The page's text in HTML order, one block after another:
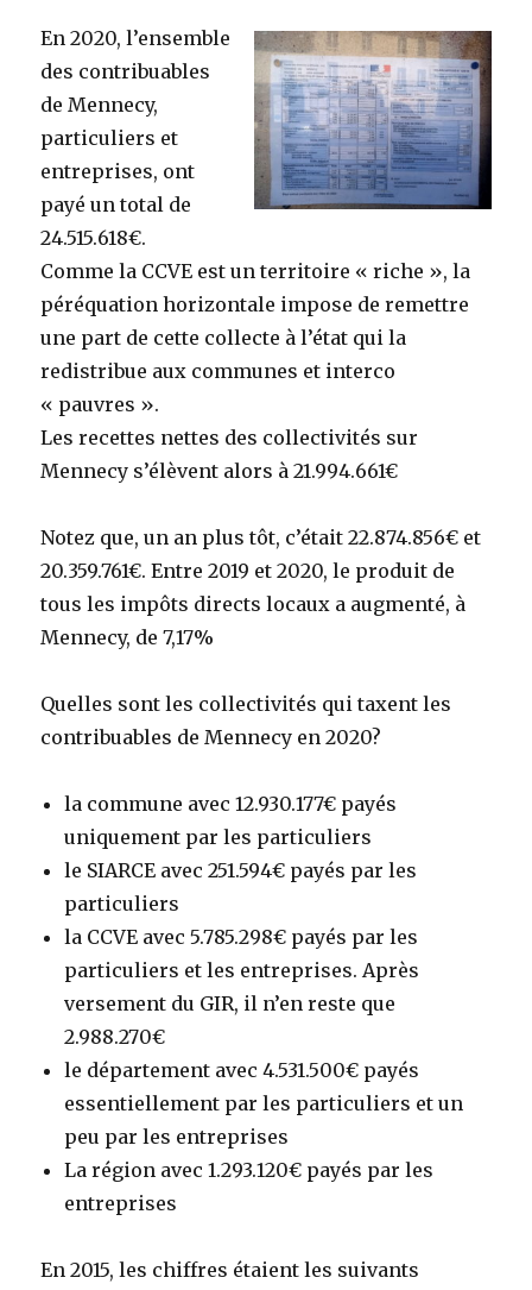
En 2020, l’ensemble
des contribuables
de Mennecy,
particuliers et
entreprises, ont
payé un total de
24.515.618€.
Comme la CCVE est un territoire « riche », la
péréquation horizontale impose de remettre
une part de cette collecte à l’état qui la
redistribue aux communes et interco
« pauvres ».
Les recettes nettes des collectivités sur
Mennecy s’élèvent alors à 21.994.661€
Notez que, un an plus tôt, c’était 22.874.856€ et
20.359.761€. Entre 2019 et 2020, le produit de
tous les impôts directs locaux a augmenté, à
Mennecy, de 7,17%
Quelles sont les collectivités qui taxent les
contribuables de Mennecy en 2020?
la commune avec 12.930.177€ payés
uniquement par les particuliers
le SIARCE avec 251.594€ payés par les
particuliers
la CCVE avec 5.785.298€ payés par les
particuliers et les entreprises. Après
versement du GIR, il n’en reste que
2.988.270€
le département avec 4.531.500€ payés
essentiellement par les particuliers et un
peu par les entreprises
La région avec 1.293.120€ payés par les
entreprises
En 2015, les chiffres étaient les suivants